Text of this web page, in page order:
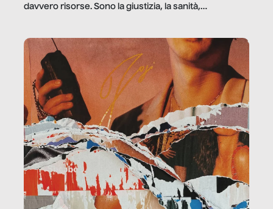
davvero risorse. Sono la giustizia, la sanità,